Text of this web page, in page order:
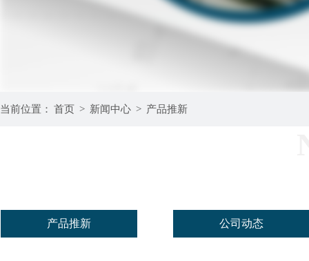
当前位置： 首页 > 新闻中心 > 产品推新
产品推新 公司动态